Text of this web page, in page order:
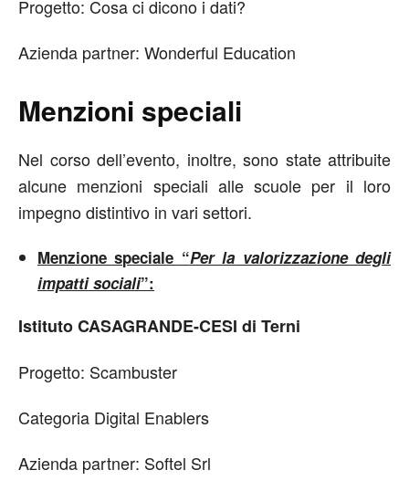
Progetto: Cosa ci dicono i dati?
Azienda partner: Wonderful Education
Menzioni speciali
Nel corso dell’evento, inoltre, sono state attribuite
alcune menzioni speciali alle scuole per il loro
impegno distintivo in vari settori.
Menzione speciale “Per la valorizzazione degli
impatti sociali”:
Istituto CASAGRANDE-CESI di Terni
Progetto: Scambuster
Categoria Digital Enablers
Azienda partner: Softel Srl